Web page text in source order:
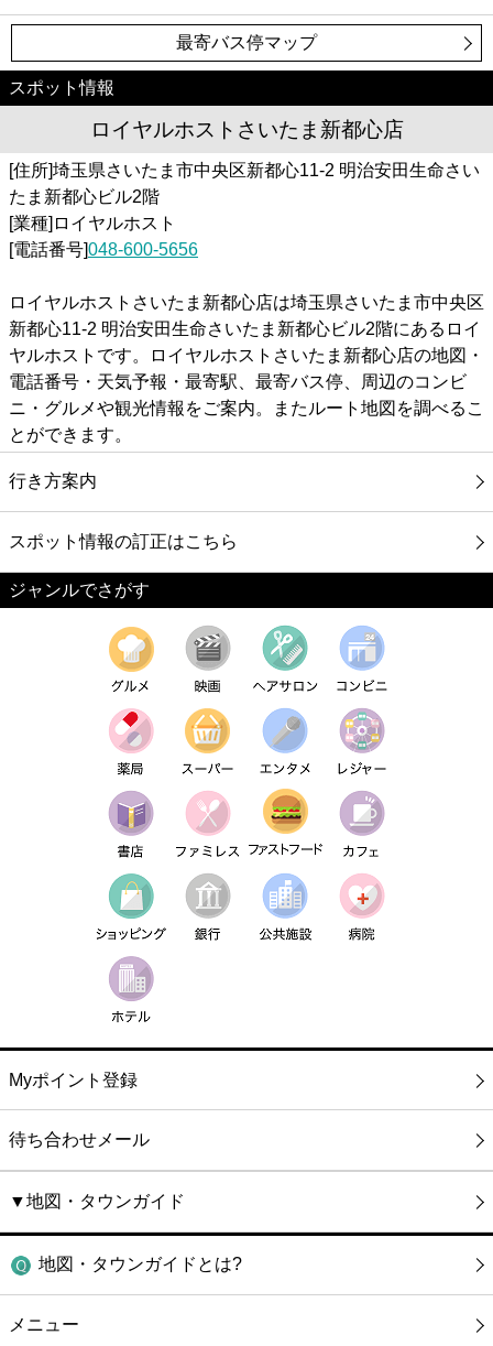
最寄バス停マップ
スポット情報
ロイヤルホストさいたま新都心店
[住所]埼玉県さいたま市中央区新都心11-2 明治安田生命さい
たま新都心ビル2階
[業種]ロイヤルホスト
[電話番号]048-600-5656
ロイヤルホストさいたま新都心店は埼玉県さいたま市中央区
新都心11-2 明治安田生命さいたま新都心ビル2階にあるロイ
ヤルホストです。ロイヤルホストさいたま新都心店の地図・
電話番号・天気予報・最寄駅、最寄バス停、周辺のコンビ
ニ・グルメや観光情報をご案内。またルート地図を調べるこ
とができます。
行き方案内
スポット情報の訂正はこちら
ジャンルでさがす
Myポイント登録
待ち合わせメール
▼地図・タウンガイド
地図・タウンガイドとは?
メニュー